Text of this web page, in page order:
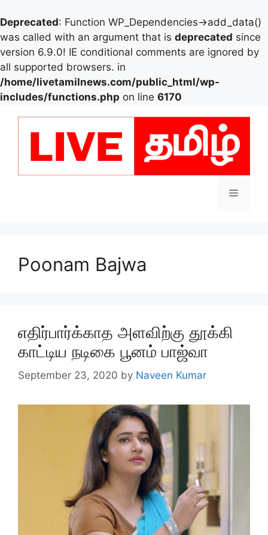
Deprecated: Function WP_Dependencies->add_data()
was called with an argument that is deprecated since
version 6.9.0! IE conditional comments are ignored by
all supported browsers. in
/home/livetamilnews.com/public_html/wp-
includes/functions.php on line 6170
Menu
Poonam Bajwa
எதிர்பார்க்காத அளவிற்கு தூக்கி
காட்டிய நடிகை பூனம் பாஜ்வா
September 23, 2020 by Naveen Kumar